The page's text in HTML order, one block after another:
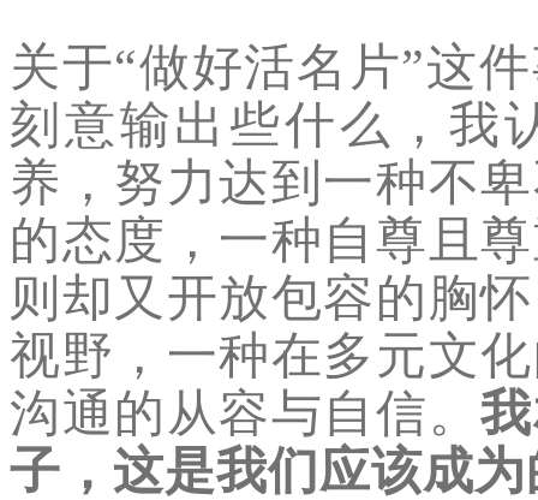
关于“做好活名片”这
刻意输出些什么，我
养，努力达到一种不
的态度，一种自尊且
则却又开放包容的胸
视野，一种在多元文
沟通的从容与自信。
子，这是我们应该成